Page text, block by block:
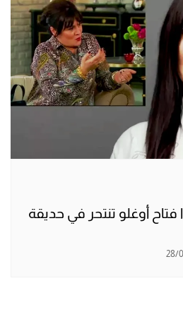
فتاح أوغلو تنتحر في حديقة
28/